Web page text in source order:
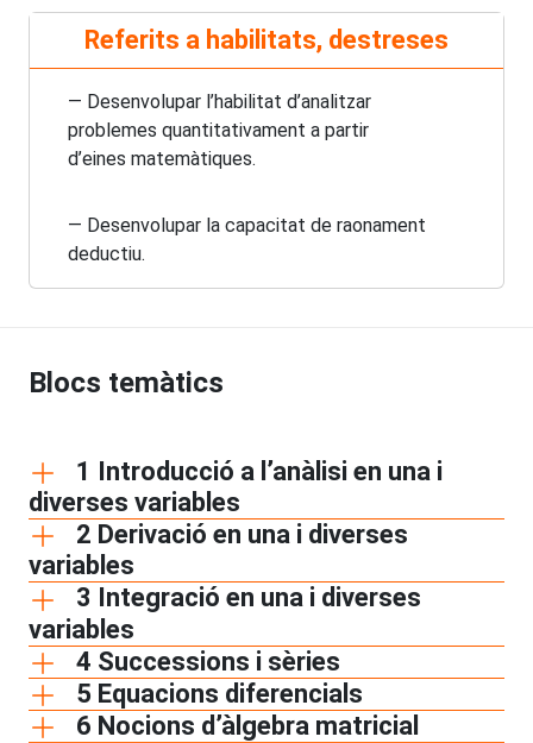
Referits a habilitats, destreses
— Desenvolupar l’habilitat d’analitzar
problemes quantitativament a partir
d’eines matemàtiques.
— Desenvolupar la capacitat de raonament
deductiu.
Blocs temàtics
1 Introducció a l’anàlisi en una i
diverses variables
2 Derivació en una i diverses
variables
3 Integració en una i diverses
variables
4 Successions i sèries
5 Equacions diferencials
6 Nocions d’àlgebra matricial